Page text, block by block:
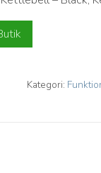
Kategori: